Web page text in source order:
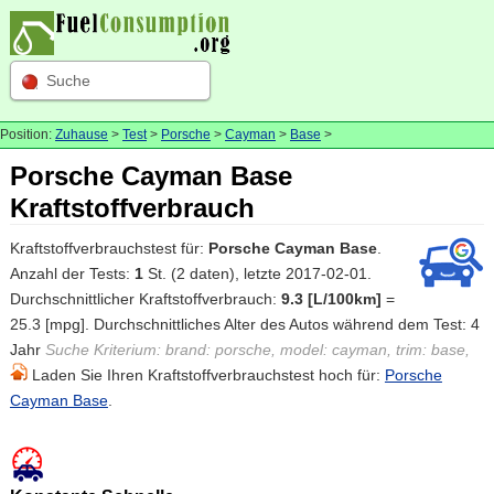
Suche
Position: Zuhause > Test> Porsche > Cayman > Base >
Porsche Cayman Base
Kraftstoffverbrauch
Kraftstoffverbrauchstest für: Porsche Cayman Base.
Anzahl der Tests: 1St. (2 daten), letzte 2017-02-01.
Durchschnittlicher Kraftstoffverbrauch: 9.3 [L/100km] =
25.3 [mpg]. Durchschnittliches Alter des Autos während dem Test: 4
Jahr Suche Kriterium: brand: porsche, model: cayman, trim: base,
Laden Sie Ihren Kraftstoffverbrauchstest hoch für: Porsche
Cayman Base.